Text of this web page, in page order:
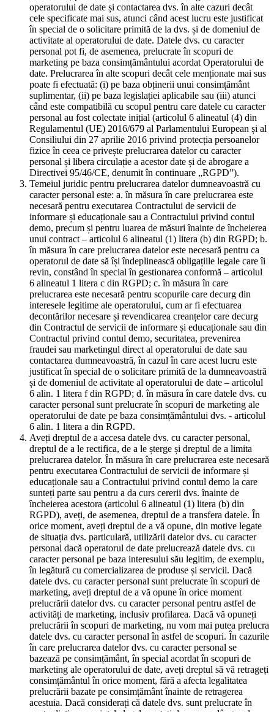
operatorului de date și contactarea dvs. în alte cazuri decât
cele specificate mai sus, atunci când acest lucru este justificat
în special de o solicitare primită de la dvs. și de domeniul de
activitate al operatorului de date. Datele dvs. cu caracter
personal pot fi, de asemenea, prelucrate în scopuri de
marketing pe baza consimțământului acordat Operatorului de
date. Prelucrarea în alte scopuri decât cele menționate mai sus
poate fi efectuată: (i) pe baza obținerii unui consimțământ
suplimentar, (ii) pe baza legislației aplicabile sau (iii) atunci
când este compatibilă cu scopul pentru care datele cu caracter
personal au fost colectate inițial (articolul 6 alineatul (4) din
Regulamentul (UE) 2016/679 al Parlamentului European și al
Consiliului din 27 aprilie 2016 privind protecția persoanelor
fizice în ceea ce privește prelucrarea datelor cu caracter
personal și libera circulație a acestor date și de abrogare a
Directivei 95/46/CE, denumit în continuare „RGPD”).
Temeiul juridic pentru prelucrarea datelor dumneavoastră cu
caracter personal este: a. în măsura în care prelucrarea este
necesară pentru executarea Contractului de servicii de
informare și educaționale sau a Contractului privind contul
demo, precum și pentru luarea de măsuri înainte de încheierea
unui contract – articolul 6 alineatul (1) litera (b) din RGPD; b.
în măsura în care prelucrarea datelor este necesară pentru ca
operatorul de date să își îndeplinească obligațiile legale care îi
revin, constând în special în gestionarea conformă – articolul
6 alineatul 1 litera c din RGPD; c. în măsura în care
prelucrarea este necesară pentru scopurile care decurg din
interesele legitime ale operatorului, cum ar fi efectuarea
decontărilor necesare și revendicarea creanțelor care decurg
din Contractul de servicii de informare și educaționale sau din
Contractul privind contul demo, securitatea, prevenirea
fraudei sau marketingul direct al operatorului de date sau
contactarea dumneavoastră, în cazul în care acest lucru este
justificat în special de o solicitare primită de la dumneavoastră
și de domeniul de activitate al operatorului de date – articolul
6 alin. 1 litera f din RGPD; d. în măsura în care datele dvs. cu
caracter personal sunt prelucrate în scopuri de marketing ale
operatorului de date pe baza consimțământului dvs. - articolul
6 alin. 1 litera a din RGPD.
Aveți dreptul de a accesa datele dvs. cu caracter personal,
dreptul de a le rectifica, de a le șterge și dreptul de a limita
prelucrarea datelor. În măsura în care prelucrarea este necesară
pentru executarea Contractului de servicii de informare și
educaționale sau a Contractului privind contul demo la care
sunteți parte sau pentru a da curs cererii dvs. înainte de
încheierea acestora (articolul 6 alineatul (1) litera (b) din
RGPD), aveți, de asemenea, dreptul de a transfera datele. În
orice moment, aveți dreptul de a vă opune, din motive legate
de situația dvs. particulară, utilizării datelor dvs. cu caracter
personal dacă operatorul de date prelucrează datele dvs. cu
caracter personal pe baza interesului său legitim, de exemplu,
în legătură cu comercializarea de produse și servicii. Dacă
datele dvs. cu caracter personal sunt prelucrate în scopuri de
marketing, aveți dreptul de a vă opune în orice moment
prelucrării datelor dvs. cu caracter personal pentru astfel de
activități de marketing, inclusiv profilarea. Dacă vă opuneți
prelucrării în scopuri de marketing, nu vom mai putea prelucra
datele dvs. cu caracter personal în astfel de scopuri. În cazurile
în care prelucrarea datelor dvs. cu caracter personal se
bazează pe consimțământ, în special acordat în scopuri de
marketing ale operatorului de date, aveți dreptul să vă retrageți
consimțământul în orice moment, fără a afecta legalitatea
prelucrării bazate pe consimțământ înainte de retragerea
acestuia. Dacă considerați că datele dvs. sunt prelucrate în